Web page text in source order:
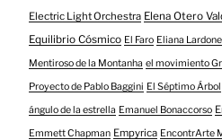
Electric Light Orchestra Elena Otero
Equilibrio Cósmico El Faro Eliana Lardone
Mentiroso de la Montanha el movimiento
Proyecto de Pablo Baggini El Séptimo Árbol
ángulo de la estrella Emanuel Bonaccorso
Emmett Chapman Empyrica EncontrArte